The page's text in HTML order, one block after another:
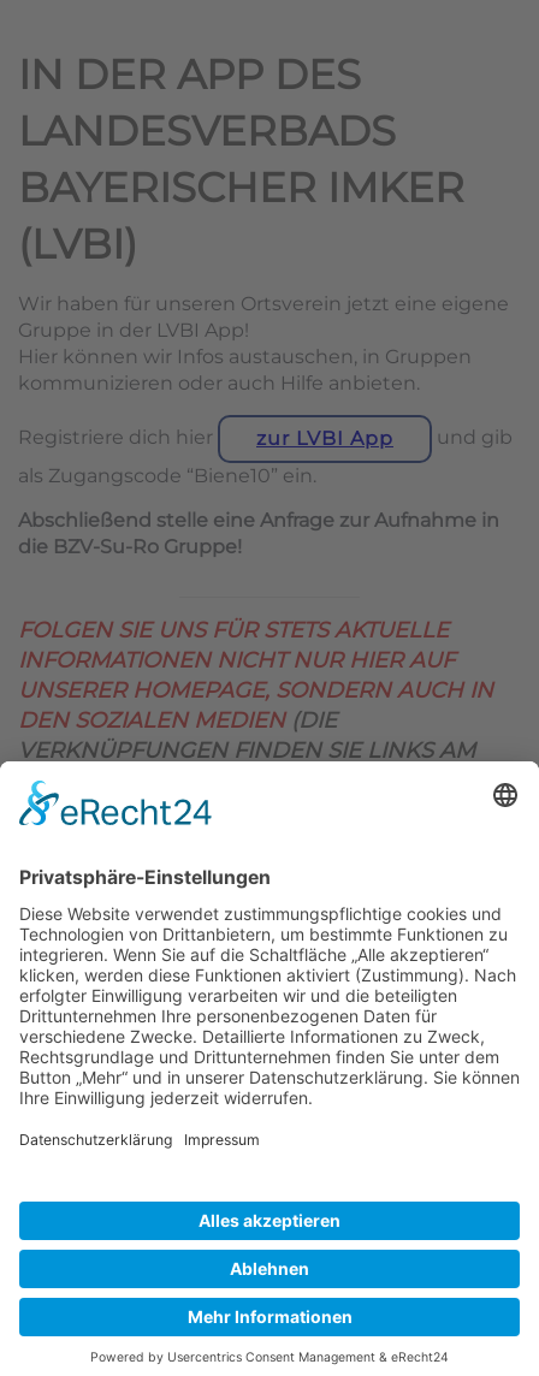
IN DER APP DES
LANDESVERBADS
BAYERISCHER IMKER
(LVBI)
Wir haben für unseren Ortsverein jetzt eine eigene
Gruppe in der LVBI App!
Hier können wir Infos austauschen, in Gruppen
kommunizieren oder auch Hilfe anbieten.
Registriere dich hier zur LVBI App
und gib
als Zugangscode “Biene10” ein.
Abschließend stelle eine Anfrage zur Aufnahme in
die BZV-Su-Ro Gruppe!
FOLGEN SIE UNS FÜR STETS AKTUELLE
INFORMATIONEN NICHT NUR HIER AUF
UNSERER HOMEPAGE, SONDERN AUCH IN
DEN SOZIALEN MEDIEN (DIE
VERKNÜPFUNGEN FINDEN SIE LINKS AM
OBEREN SEITENRAND)
BIENENZUCHTVEREIN SULZBACH-ROSENBERG
1871 E.V.
1. Vorsitzender
Matthias Bohmann
Siebeneichen 13
92237 Sulzbach-Rosenberg
E-Mail: vorstand@bienenzuchtverein-sulzbach-
Copyright © Bienenzuchtverein
Sulzbach-Rosenberg 1871 e.V.
Kontakt|Impressum|Datenschutzerklärung|
Cookie-Einstellungen